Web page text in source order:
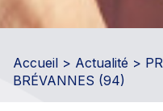
Accueil > Actualité >
BRÉVANNES (94)